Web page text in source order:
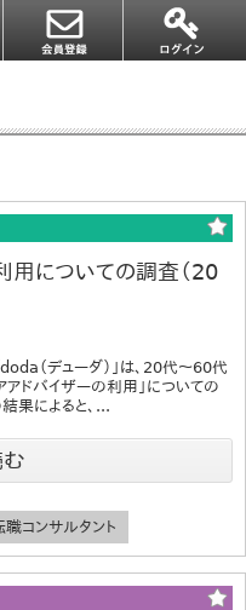
用についての調査（20
（デューダ）」は、20代～60代
ドバイザーの利用」についての
果によると、...
職コンサルタント